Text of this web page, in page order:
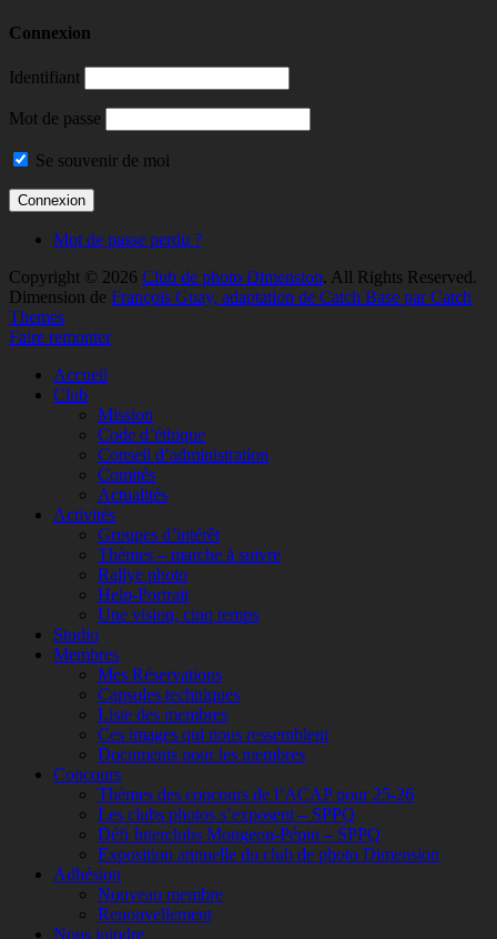
Connexion
Identifiant
Mot de passe
Se souvenir de moi
Mot de passe perdu ?
Copyright © 2026 Club de photo Dimension. All Rights Reserved.
Dimension de François Guay, adaptation de Catch Base par Catch
Themes
Faire remonter
Accueil
Club
Mission
Code d’éthique
Conseil d’administration
Comités
Actualités
Activités
Groupes d’intérêt
Thèmes – marche à suivre
Rallye photo
Help-Portrait
Une vision, cinq temps
Studio
Membres
Mes Réservations
Capsules techniques
Liste des membres
Ces images qui nous ressemblent
Documents pour les membres
Concours
Thèmes des concours de l’ACAP pour 25-26
Les clubs photos s’exposent – SPPQ
Défi Interclubs Mongeon-Pépin – SPPQ
Exposition annuelle du club de photo Dimension
Adhésion
Nouveau membre
Renouvellement
Nous joindre